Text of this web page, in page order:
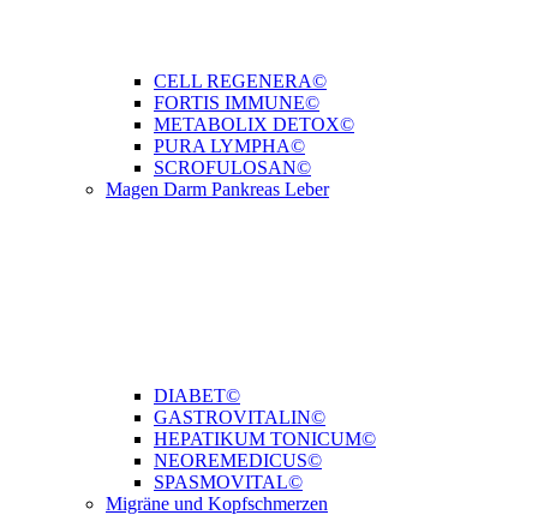
CELL REGENERA©
FORTIS IMMUNE©
METABOLIX DETOX©
PURA LYMPHA©
SCROFULOSAN©
Magen Darm Pankreas Leber
DIABET©
GASTROVITALIN©
HEPATIKUM TONICUM©
NEOREMEDICUS©
SPASMOVITAL©
Migräne und Kopfschmerzen